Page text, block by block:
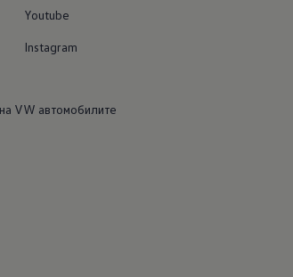
Youtube
Instagram
VW автомобилите